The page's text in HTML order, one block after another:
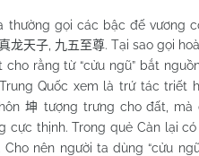
thường gọi các bậc đế vương
龙天子 九五至尊. Tại sao gọi
rằng từ “cửu ngũ” bắt
Quốc xem là trứ tác triết
坤 tượng trưng cho đất, mà
cực thịnh. Trong quẻ Càn lại có
nên người ta dùng “cửu